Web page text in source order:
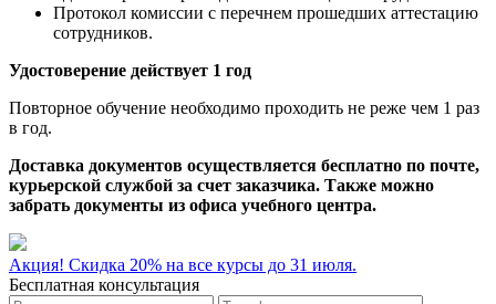
Протокол комиссии с перечнем прошедших аттестацию
сотрудников.
Удостоверение действует 1 год
Повторное обучение необходимо проходить не реже чем 1 раз
в год.
Доставка документов осуществляется бесплатно по почте,
курьерской службой за счет заказчика. Также можно
забрать документы из офиса учебного центра.
Акция! Скидка 20% на все курсы до 31 июля.
Бесплатная консультация